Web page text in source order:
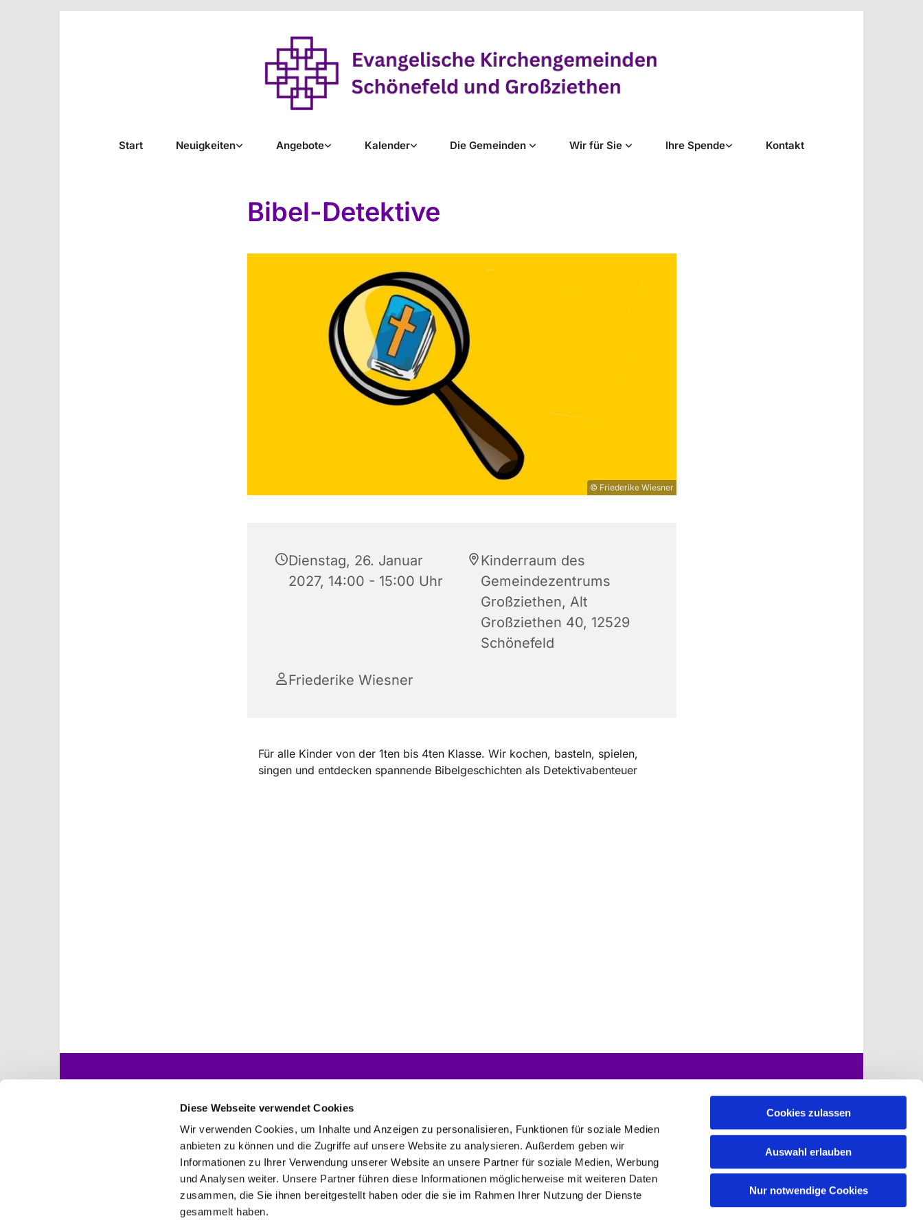
Diese Webseite verwendet Cookies
Wir verwenden Cookies, um Inhalte und Anzeigen zu personalisieren, Funktionen für soziale Medien
anbieten zu können und die Zugriffe auf unsere Website zu analysieren. Außerdem geben wir
Informationen zu Ihrer Verwendung unserer Website an unsere Partner für soziale Medien, Werbung
und Analysen weiter. Unsere Partner führen diese Informationen möglicherweise mit weiteren Daten
zusammen, die Sie ihnen bereitgestellt haben oder die sie im Rahmen Ihrer Nutzung der Dienste
gesammelt haben.
Cookies zulassen
Auswahl erlauben
Nur notwendige Cookies
Start Neuigkeiten Angebote Kalender Die Gemeinden Wir für Sie Ihre Spende Kontakt
Bibel-Detektive
© Friederike Wiesner
Dienstag, 26. Januar
2027, 14:00 - 15:00 Uhr
Kinderraum des
Gemeindezentrums
Großziethen, Alt
Großziethen 40, 12529
Schönefeld
Friederike Wiesner
Für alle Kinder von der 1ten bis 4ten Klasse. Wir kochen, basteln, spielen,
singen und entdecken spannende Bibelgeschichten als Detektivabenteuer
 Ev. Kirchengemeinden Schönefeld und Großziethen 03379 44 92 71 buero@kirche-schoenefeld-grossziethen.de
Erklärung zur Barrierefreiheit Kontaktinformationen Impressum